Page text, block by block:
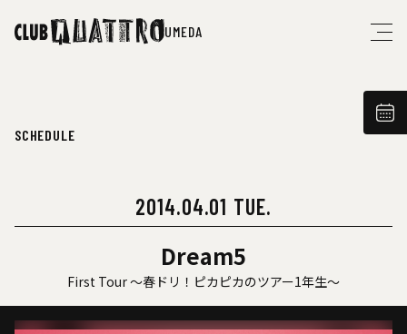
UMEDA
SCHEDULE
2014.04.01 TUE.
Dream5
First Tour ～春ドリ！ピカピカのツアー1年生～